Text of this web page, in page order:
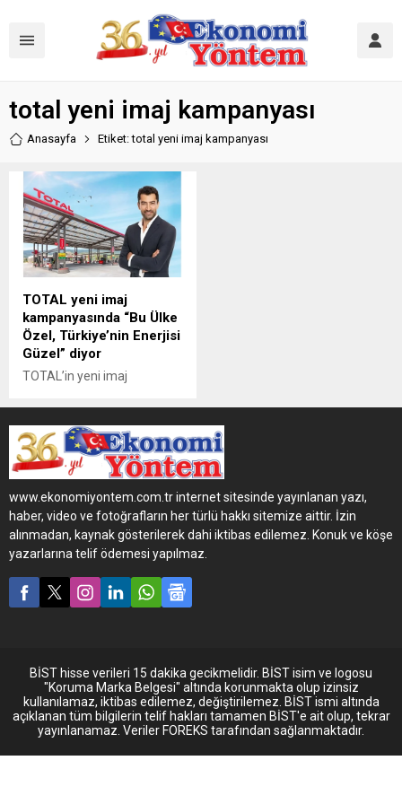
total yeni imaj kampanyası
Anasayfa Etiket: total yeni imaj kampanyası
TOTAL yeni imaj
kampanyasında “Bu Ülke
Özel, Türkiye’nin Enerjisi
Güzel” diyor
TOTAL’in yeni imaj
“Türkiye’nin Enerjisi Güzel”
sloganıyla tüm Türkiye’ye
seslenen markanın reklam
yüzü Kenan İmirzalıoğlu
oldu.
www.ekonomiyontem.com.tr internet sitesinde yayınlanan yazı,
haber, video ve fotoğrafların her türlü hakkı sitemize aittir. İzin
alınmadan, kaynak gösterilerek dahi iktibas edilemez. Konuk ve köşe
yazarlarına telif ödemesi yapılmaz.
BİST hisse verileri 15 dakika gecikmelidir. BİST isim ve logosu
"Koruma Marka Belgesi" altında korunmakta olup izinsiz
kullanılamaz, iktibas edilemez, değiştirilemez. BİST ismi altında
açıklanan tüm bilgilerin telif hakları tamamen BİST'e ait olup, tekrar
yayınlanamaz. Veriler FOREKS tarafından sağlanmaktadır.